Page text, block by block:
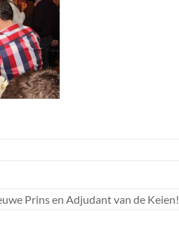
Prins en Adjudant van de Keien!